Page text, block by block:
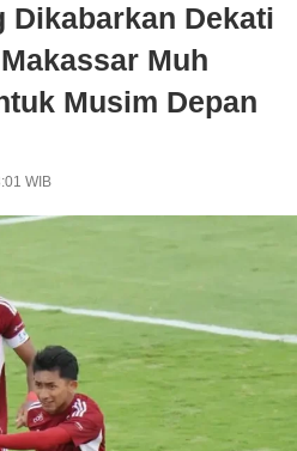
Dikabarkan Dekati
Muh
Musim Depan
WIB